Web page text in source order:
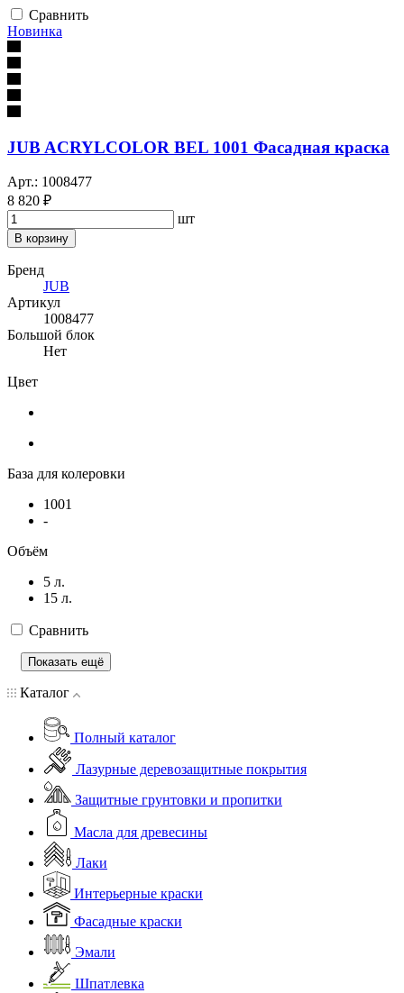
Сравнить
Новинка
JUB ACRYLCOLOR BEL 1001 Фасадная краска
Арт.: 1008477
8 820 ₽
шт
В корзину
Бренд
JUB
Артикул
1008477
Большой блок
Нет
Цвет
База для колеровки
1001
-
Объём
5 л.
15 л.
Сравнить
Показать ещё
Каталог
Полный каталог
Лазурные деревозащитные покрытия
Защитные грунтовки и пропитки
Масла для древесины
Лаки
Интерьерные краски
Фасадные краски
Эмали
Шпатлевка